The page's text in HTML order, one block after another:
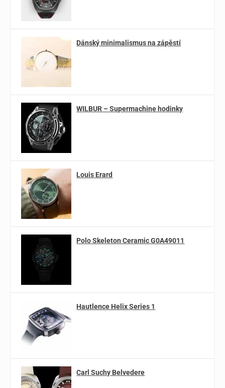
Dánský minimalismus na zápěstí
WILBUR – Supermachine hodinky
Louis Erard
Polo Skeleton Ceramic G0A49011
Hautlence Helix Series 1
Carl Suchy Belvedere